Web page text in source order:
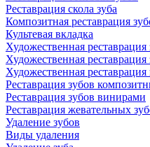
Реставрация скола зуба
Композитная реставрация
Культевая вкладка
Художественная реставрация
Художественная реставрация
Художественная
Реставрация зубов
Реставрация зубов винирами
Реставрация жевательных
Удаление зубов
Виды удаления